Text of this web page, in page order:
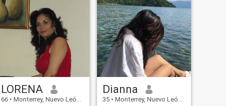
LORENA
66 • Monterrey, Nuevo León, Mexico
Dianna
35 • Monterrey, Nuevo León, Mexico